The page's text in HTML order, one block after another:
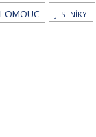
JESENÍKY